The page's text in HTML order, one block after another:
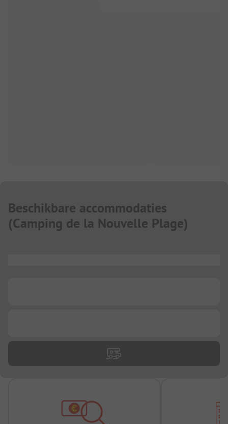
Beschikbare accommodaties
(Camping de la Nouvelle Plage)